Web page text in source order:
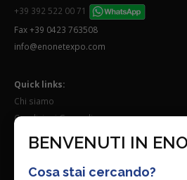
BENVENUTI IN
Cosa stai cercando?
+39 392 522 00 71
Fax +39 0423 763508
info@enonetexpo.com
Quick links:
Chi siamo
Condizioni Generali
Lavora con noi
Seguici su: